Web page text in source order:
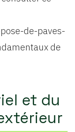
de-paves-
de
et du